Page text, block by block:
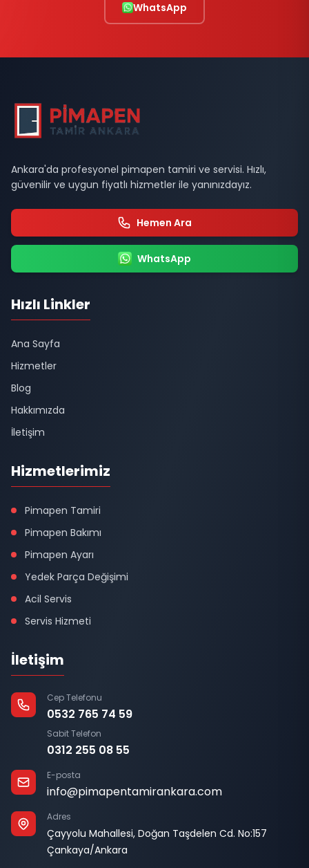
WhatsApp
Ankara'da profesyonel pimapen tamiri ve servisi. Hızlı,
güvenilir ve uygun fiyatlı hizmetler ile yanınızdayız.
Hemen Ara
WhatsApp
Hızlı Linkler
Ana Sayfa
Hizmetler
Blog
Hakkımızda
İletişim
Hizmetlerimiz
Pimapen Tamiri
Pimapen Bakımı
Pimapen Ayarı
Yedek Parça Değişimi
Acil Servis
Servis Hizmeti
İletişim
Cep Telefonu
0532 765 74 59
Sabit Telefon
0312 255 08 55
E-posta
info@pimapentamirankara.com
Adres
Çayyolu Mahallesi, Doğan Taşdelen Cd. No:157
Çankaya/Ankara